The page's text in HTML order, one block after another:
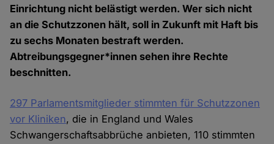
Einrichtung nicht belästigt werden. Wer sich nicht
an die Schutzzonen hält, soll in Zukunft mit Haft bis
zu sechs Monaten bestraft werden.
Abtreibungsgegner*innen sehen ihre Rechte
beschnitten.
297 Parlamentsmitglieder stimmten für Schutzzonen
vor Kliniken, die in England und Wales
Schwangerschaftsabbrüche anbieten, 110 stimmten